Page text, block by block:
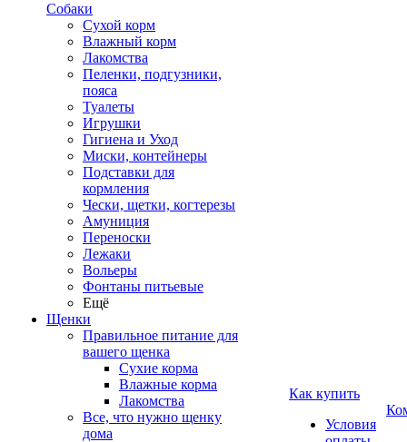
Собаки
Сухой корм
Влажный корм
Лакомства
Пеленки, подгузники,
пояса
Туалеты
Игрушки
Гигиена и Уход
Миски, контейнеры
Подставки для
кормления
Чески, щетки, когтерезы
Амуниция
Переноски
Лежаки
Вольеры
Фонтаны питьевые
Ещё
Щенки
Правильное питание для
вашего щенка
Сухие корма
Влажные корма
Лакомства
Все, что нужно щенку
дома
Как купить
Условия